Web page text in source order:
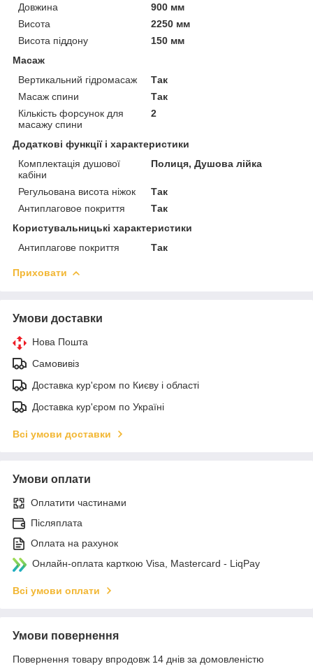
Довжина
900 мм
Висота
2250 мм
Висота піддону
150 мм
Масаж
Вертикальний гідромасаж
Так
Масаж спини
Так
Кількість форсунок для
масажу спини
2
Додаткові функції і характеристики
Комплектація душової
кабіни
Полиця, Душова лійка
Регульована висота ніжок
Так
Антиплаговое покриття
Так
Користувальницькі характеристики
Антиплагове покриття
Так
Приховати
Умови доставки
Нова Пошта
Самовивіз
Доставка кур'єром по Києву і області
Доставка кур'єром по Україні
Всі умови доставки
Умови оплати
Оплатити частинами
Післяплата
Оплата на рахунок
Онлайн-оплата карткою Visa, Mastercard - LiqPay
Всі умови оплати
Умови повернення
Повернення товару впродовж 14 днів за домовленістю